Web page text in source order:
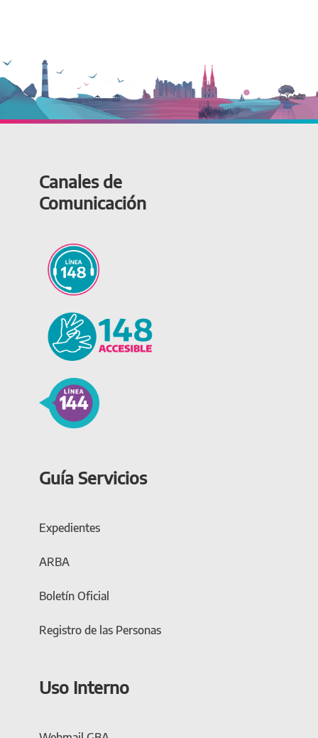
Canales de
Comunicación
Guía Servicios
Expedientes
ARBA
Boletín Oficial
Registro de las Personas
Uso Interno